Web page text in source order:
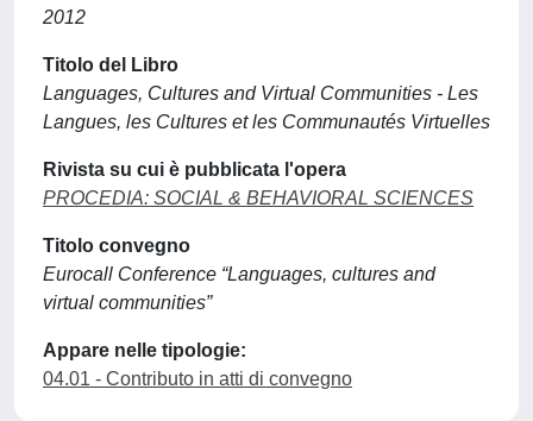
2012
Titolo del Libro
Languages, Cultures and Virtual Communities - Les
Langues, les Cultures et les Communautés Virtuelles
Rivista su cui è pubblicata l'opera
PROCEDIA: SOCIAL & BEHAVIORAL SCIENCES
Titolo convegno
Eurocall Conference “Languages, cultures and
virtual communities”
Appare nelle tipologie:
04.01 - Contributo in atti di convegno